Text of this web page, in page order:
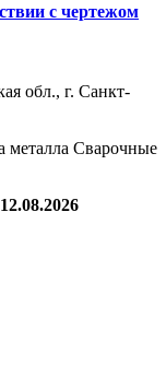
с чертежом
обл., г. Санкт-
металла Сварочные
12.08.2026